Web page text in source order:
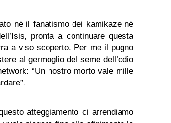
né il fanatismo dei kamikaze né
pronta a continuare questa
a viso scoperto. Per me il pugno
al germoglio del seme dell’odio
“Un nostro morto vale mille
atteggiamento ci arrendiamo